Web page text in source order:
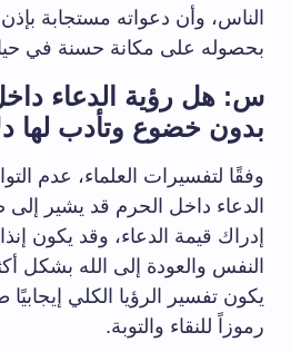
الناس، وأن دعواته مستجابة
بحصوله على مكانة حسنة في
س: هل رؤية الدعاء
بدون خضوع وتأدب لها
وفقًا لتفسيرات العلماء، عدم
الدعاء داخل الحرم قد يشير
إدراك قيمة الدعاء، وقد يكون
النفس والعودة إلى الله بشكل
يكون تفسير الرؤيا الكلي
رموزاً للنقاء والتوبة.